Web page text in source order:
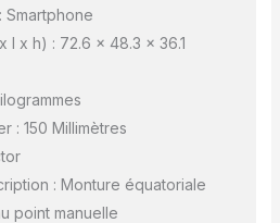
Smartphone
l x h) : 72.6 x 48.3 x 36.1
: 150 Millimètres
: Monture équatoriale
point manuelle